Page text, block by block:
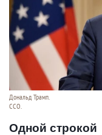
Дональд Трамп.
CCO.
Одной строкой